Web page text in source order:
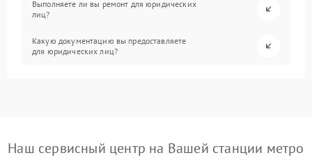
Выполняете ли вы ремонт для юридических
лиц?
Какую документацию вы предоставляете
для юридических лиц?
Наш сервисный центр на Вашей станции метро